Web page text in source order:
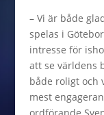
– Vi är både
spelas i
intresse för
att se världens
både roligt och
mest